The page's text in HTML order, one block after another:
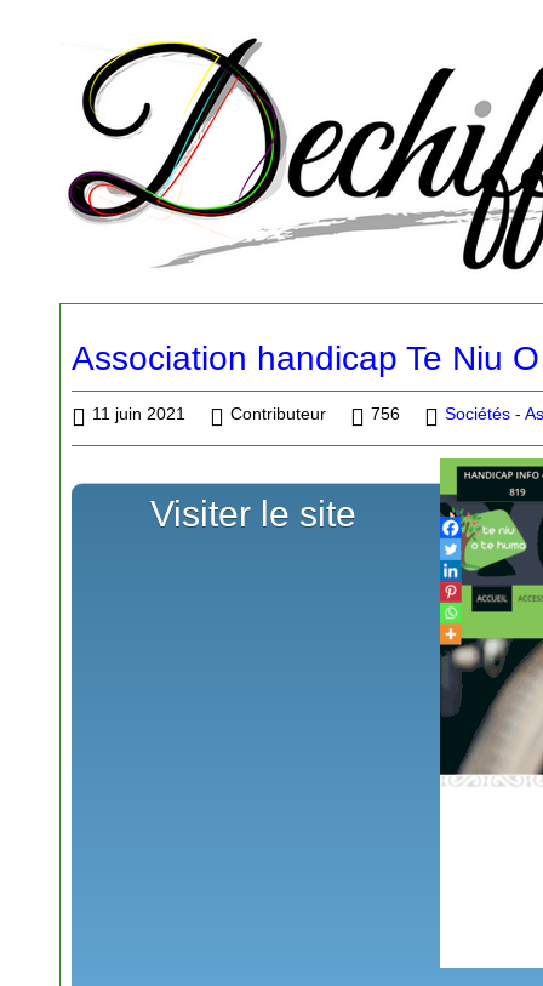
Association handicap Te Niu
11 juin 2021 Contributeur 756 Sociétés -
Visiter le site